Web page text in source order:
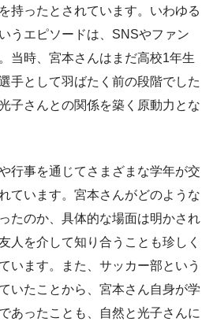
持ったとされています。いわゆる
うエピソードは、SNSやファン
当時、宮本さんはまだ高校1年生
手として羽ばたく前の段階でした
子さんとの関係を築く原動力とな
行事を通じてさまざまな学年が交
ています。宮本さんがどのような
たのか、具体的な場面は明かされ
人を介して知り合うことも珍しく
います。また、サッカー部という
いたことから、宮本さん自身が学
あったことも、自然と光子さんに